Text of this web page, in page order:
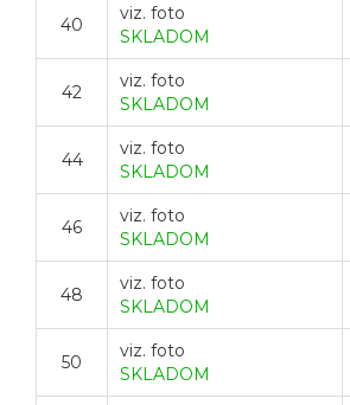
40
viz. foto
SKLADOM
42
viz. foto
SKLADOM
44
viz. foto
SKLADOM
46
viz. foto
SKLADOM
48
viz. foto
SKLADOM
50
viz. foto
SKLADOM